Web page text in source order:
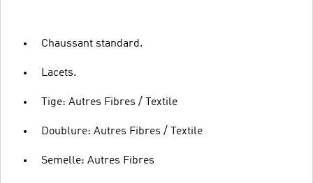
Chaussant standard.
Lacets.
Tige: Autres Fibres / Textile
Doublure: Autres Fibres / Textile
Semelle: Autres Fibres